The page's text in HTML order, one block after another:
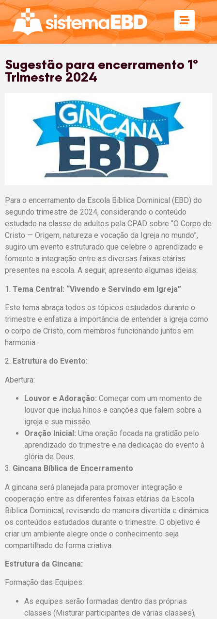
Sugestão para encerramento 1º
Trimestre 2024
Para o encerramento da Escola Bíblica Dominical (EBD) do
segundo trimestre de 2024, considerando o conteúdo
estudado na classe de adultos pela CPAD sobre “O Corpo de
Cristo — Origem, natureza e vocação da Igreja no mundo”,
sugiro um evento estruturado que celebre o aprendizado e
fomente a integração entre as diversas faixas etárias
presentes na escola. A seguir, apresento algumas ideias:
1. Tema Central: “Vivendo e Servindo em Igreja”
Este tema abraça todos os tópicos estudados durante o
trimestre e enfatiza a importância de entender a igreja como
o corpo de Cristo, com membros funcionando juntos em
harmonia.
2. Estrutura do Evento:
Abertura:
Louvor e Adoração: Começar com um momento de
louvor que inclua hinos e canções que falem sobre a
igreja e sua missão.
Oração Inicial: Uma oração focada na gratidão pelo
aprendizado do trimestre e na dedicação do evento à
glória de Deus.
3. Gincana Bíblica de Encerramento
A gincana será planejada para promover integração e
cooperação entre as diferentes faixas etárias da Escola
Bíblica Dominical, revisando de maneira divertida e dinâmica
os conteúdos estudados durante o trimestre. O objetivo é
criar um ambiente alegre onde o conhecimento seja
compartilhado de forma criativa.
Estrutura da Gincana:
Formação das Equipes:
As equipes serão formadas dentro das próprias
classes (Misturar participantes de várias classes),